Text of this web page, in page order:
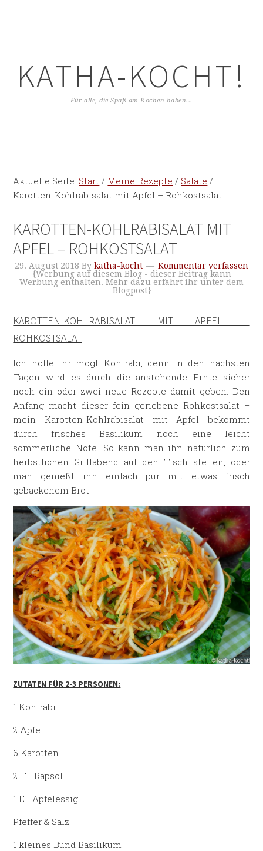
KATHA-KOCHT!
Für alle, die Spaß am Kochen haben...
Aktuelle Seite: Start / Meine Rezepte / Salate /
Karotten-Kohlrabisalat mit Apfel – Rohkostsalat
KAROTTEN-KOHLRABISALAT MIT
APFEL – ROHKOSTSALAT
29. August 2018 By katha-kocht
Kommentar verfassen
{Werbung auf diesem Blog - dieser Beitrag kann
Werbung enthalten. Mehr dazu erfahrt ihr unter dem
Blogpost}
KAROTTEN-KOHLRABISALAT MIT APFEL –
ROHKOSTSALAT
Ich hoffe ihr mögt Kohlrabi, denn in den nächsten
Tagen wird es durch die anstehende Ernte sicher
noch ein oder zwei neue Rezepte damit geben. Den
Anfang macht dieser fein geriebene Rohkostsalat –
mein Karotten-Kohlrabisalat mit Apfel bekommt
durch frisches Basilikum noch eine leicht
sommerliche Note. So kann man ihn natürlich zum
herbstlichen Grillabend auf den Tisch stellen, oder
man genießt ihn einfach pur mit etwas frisch
gebackenem Brot!
ZUTATEN FÜR 2-3 PERSONEN:
1 Kohlrabi
2 Äpfel
6 Karotten
2 TL Rapsöl
1 EL Apfelessig
Pfeffer & Salz
1 kleines Bund Basilikum